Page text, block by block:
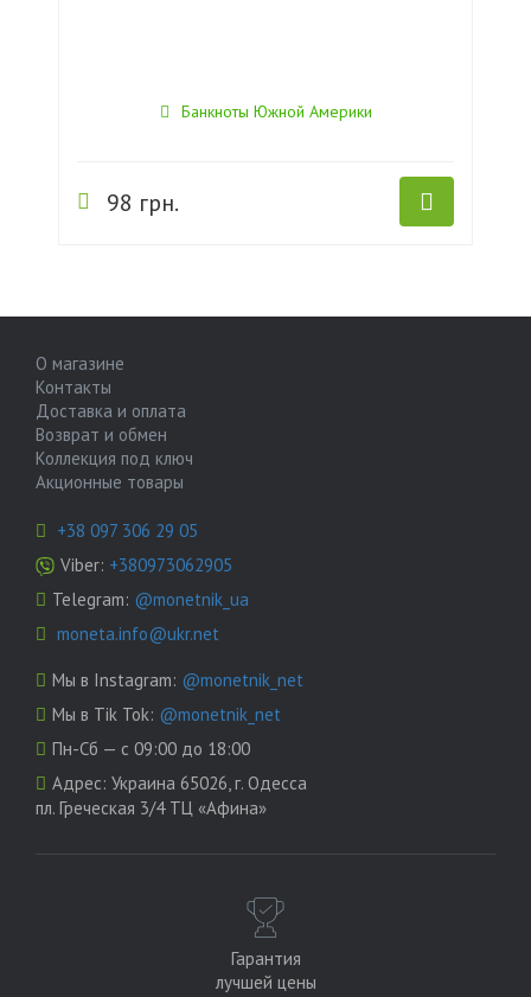
Банкноты Южной Америки
98 грн.
О магазине
Контакты
Доставка и оплата
Возврат и обмен
Коллекция под ключ
Акционные товары
+38 097 306 29 05
Viber: +380973062905
Telegram: @monetnik_ua
moneta.info@ukr.net
Мы в Instagram: @monetnik_net
Мы в Tik Tok: @monetnik_net
Пн-Сб — с 09:00 до 18:00
Адрес: Украина 65026, г. Одесса
пл. Греческая 3/4 ТЦ «Афина»
Гарантия
лучшей цены